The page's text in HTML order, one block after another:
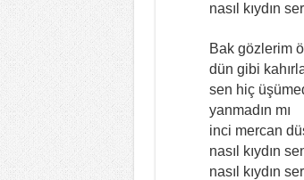
nasıl kıydın
Bak gözlerim
dün gibi
sen hiç
yanmadın mı
inci mercan
nasıl kıydın
nasıl kıydın